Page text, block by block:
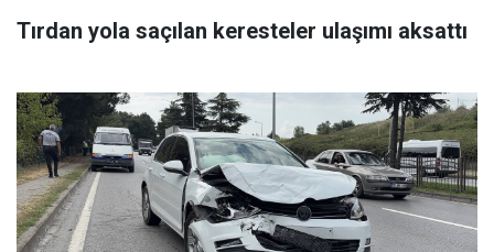
Tırdan yola saçılan keresteler ulaşımı aksattı